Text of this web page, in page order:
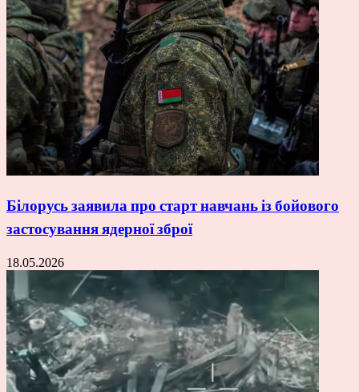
Білорусь заявила про старт навчань із бойового
застосування ядерної зброї
18.05.2026